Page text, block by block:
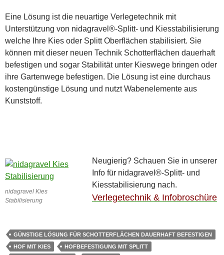
Eine Lösung ist die neuartige Verlegetechnik mit
Unterstützung von nidagravel®-Splitt- und Kiesstabilisierung
welche Ihre Kies oder Splitt Oberflächen stabilisiert. Sie
können mit dieser neuen Technik Schotterflächen dauerhaft
befestigen und sogar Stabilität unter Kieswege bringen oder
ihre Gartenwege befestigen. Die Lösung ist eine durchaus
kostengünstige Lösung und nutzt Wabenelemente aus
Kunststoff.
nidagravel Kies
Stabilisierung
Neugierig? Schauen Sie in unserer
Info für nidagravel®-Splitt- und
Kiesstabilisierung nach.
Verlegetechnik & Infobroschüre
GÜNSTIGE LÖSUNG FÜR SCHOTTERFLÄCHEN DAUERHAFT BEFESTIGEN
HOF MIT KIES
HOFBEFESTIGUNG MIT SPLITT